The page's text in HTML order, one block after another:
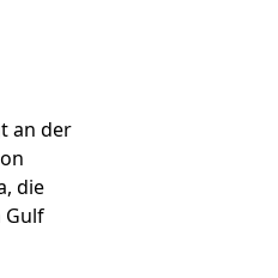
an der
die
Gulf